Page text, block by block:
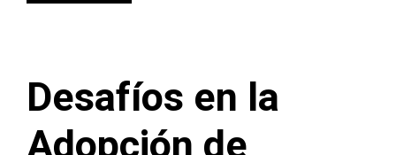
Desafíos en la